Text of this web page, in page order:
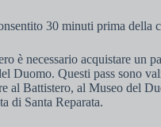
30 minuti prima della
è necessario acquistare un
Duomo. Questi pass sono
al Battistero, al Museo del
di Santa Reparata.